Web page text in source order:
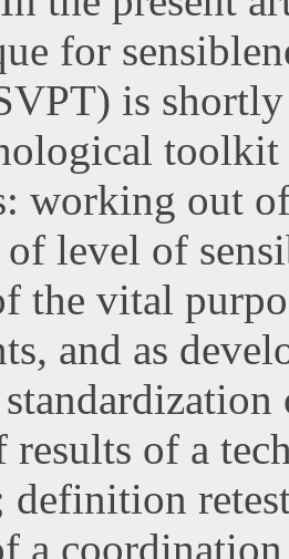
for
is
working out
level of
the vital
and as
of a
definition
a